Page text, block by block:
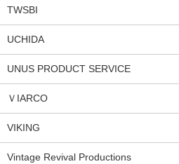
TWSBI
UCHIDA
UNUS PRODUCT SERVICE
ＶIARCO
VIKING
Vintage Revival Productions